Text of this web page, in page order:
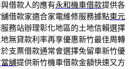
借款人的應有永和機車借款提供各
借款家適合家電維修服務據點東元
務站辦理彰化地區的土地信賴選擇
無貸款利率再享優惠新竹最佳周轉
支票借款通常會選擇免留車新竹優
舖提供新竹機車借款金額快速又方